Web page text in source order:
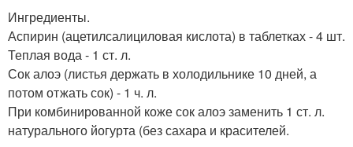
Ингредиенты.
Аспирин (ацетилсалициловая кислота) в таблетках - 4 шт.
Теплая вода - 1 ст. л.
Сок алоэ (листья держать в холодильнике 10 дней, а
потом отжать сок) - 1 ч. л.
При комбинированной коже сок алоэ заменить 1 ст. л.
натурального йогурта (без сахара и красителей.